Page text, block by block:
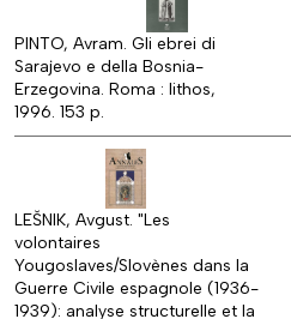
PINTO, Avram. Gli ebrei di
Sarajevo e della Bosnia-
Erzegovina. Roma : lithos,
1996. 153 p.
LEŠNIK, Avgust. "Les
volontaires
Yougoslaves/Slovènes dans la
Guerre Civile espagnole (1936-
1939): analyse structurelle et la